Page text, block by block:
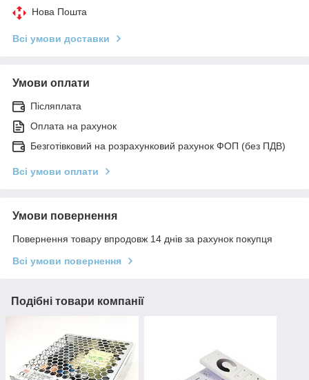
Нова Пошта
Всі умови доставки
Умови оплати
Післяплата
Оплата на рахунок
Безготівковий на розрахунковий рахунок ФОП (без ПДВ)
Всі умови оплати
Умови повернення
Повернення товару впродовж 14 днів за рахунок покупця
Всі умови повернення
Подібні товари компанії